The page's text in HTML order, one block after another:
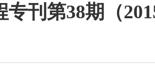
刊第38期（